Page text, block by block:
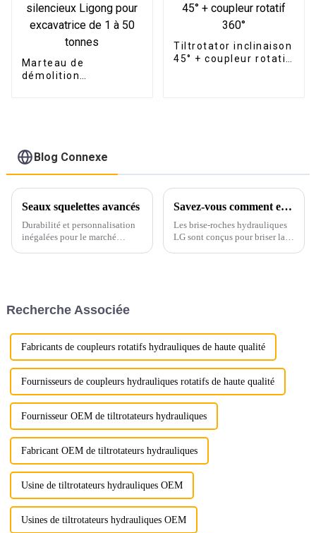
Marteau de
démolition
Tiltrotator inclinaison
45° + coupleur rotatif
Blog Connexe
Seaux squelettes avancés
Durabilité et personnalisation
inégalées pour le marché
Savez-vous comment entretenir votre disjoncteur ?
Les brise-roches hydrauliques
LG sont conçus pour briser la
Recherche Associée
Fabricants de coupleurs rotatifs hydrauliques de haute qualité
Fournisseurs de coupleurs hydrauliques rotatifs de haute qualité
Fournisseur OEM de tiltrotateurs hydrauliques
Fabricant OEM de tiltrotateurs hydrauliques
Usine de tiltrotateurs hydrauliques OEM
Usines de tiltrotateurs hydrauliques OEM